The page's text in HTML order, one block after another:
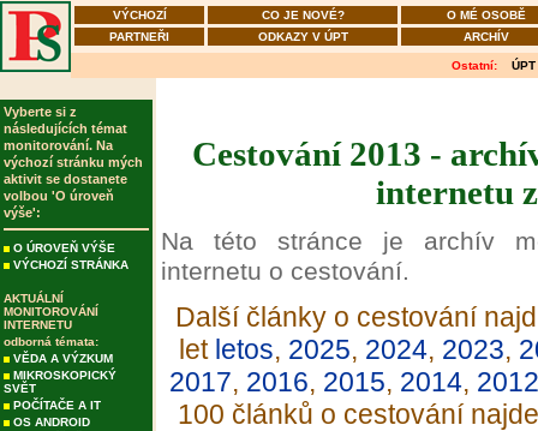
VÝCHOZÍ CO JE NOVÉ?
O MÉ OSOBĚ
PARTNEŘI
ODKAZY V ÚPT ARCHÍV
Ostatní: ÚPT
Vyberte si z
následujících témat
monitorování. Na
výchozí stránku mých
aktivit se dostanete
volbou 'O úroveň
výše':
O ÚROVEŇ VÝŠE
VÝCHOZÍ STRÁNKA
AKTUÁLNÍ
MONITOROVÁNÍ
INTERNETU
odborná témata:
VĚDA A VÝZKUM
MIKROSKOPICKÝ
SVĚT
POČÍTAČE A IT
OS ANDROID
Cestování 2013 -
internetu
Na této stránce je archív
internetu o cestování.
Další články o cestování
let letos, 2025, 2024, 2023,
2017, 2016, 2015, 2014, 2012
100 článků o cestování